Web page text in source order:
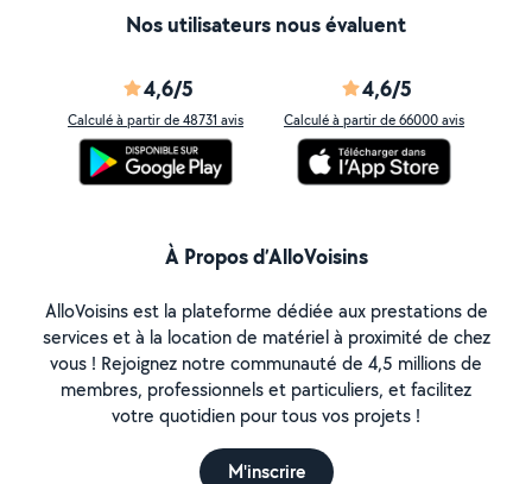
Nos utilisateurs nous évaluent
4,6/5
Calculé à partir de 48731 avis
4,6/5
Calculé à partir de 66000 avis
À Propos d’AlloVoisins
AlloVoisins est la plateforme dédiée aux prestations de
services et à la location de matériel à proximité de chez
vous ! Rejoignez notre communauté de 4,5 millions de
membres, professionnels et particuliers, et facilitez
votre quotidien pour tous vos projets !
M'inscrire